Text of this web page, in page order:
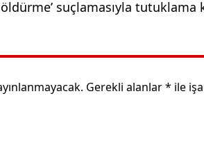
suçlamasıyla
Gerekli alanlar* ile